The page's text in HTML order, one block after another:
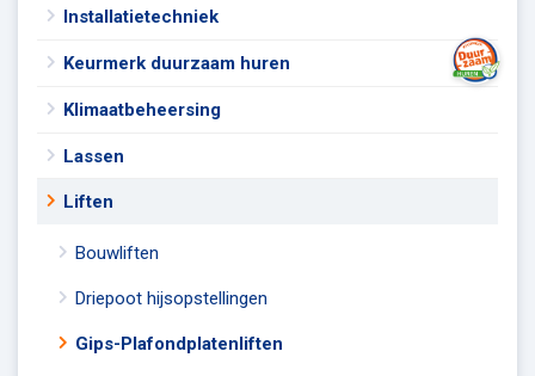
Installatietechniek
Keurmerk duurzaam huren
Klimaatbeheersing
Lassen
Liften
Bouwliften
Driepoot hijsopstellingen
Gips-Plafondplatenliften